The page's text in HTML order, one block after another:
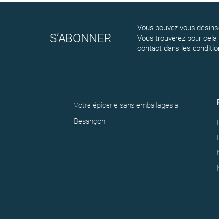
S’ABONNER
Vous pouvez vous
Vous trouverez pour
contact dans les
Votre épicerie sans emballages à
Besançon